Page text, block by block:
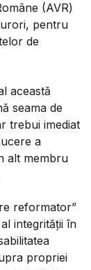
(AVR)
pentru
de
această
seama de
trebui imediat
a
alt membru
reformator”
integrității în
propriei